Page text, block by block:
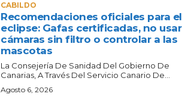
CABILDO
Recomendaciones oficiales para el
eclipse: Gafas certificadas, no usar
cámaras sin filtro o controlar a las
mascotas
La Consejería De Sanidad Del Gobierno De
Canarias, A Través Del Servicio Canario De...
Agosto 6, 2026